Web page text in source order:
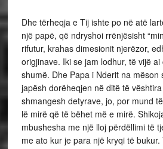
Dhe tërheqja e Tij ishte po në atë
një papë, që ndryshoi rrënjësisht
rifutur, krahas dimesionit njerëzor,
origjinave. Iki se jam lodhur, të vijë
shumë. Dhe Papa i Nderit na mëson
japësh dorëheqjen në ditë të vështira
shmangesh detyrave, jo, por mund
lë mirë që të bëhet më e mirë.
mbushesha me një lloj përdëllimi të
me ato kur je para një kryqi të